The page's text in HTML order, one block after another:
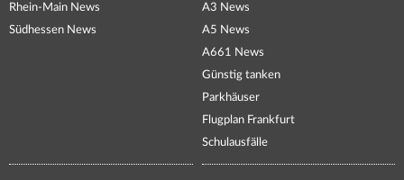
Rhein-Main News
Südhessen News
A3 News
A5 News
A661 News
Günstig tanken
Parkhäuser
Flugplan Frankfurt
Schulausfälle